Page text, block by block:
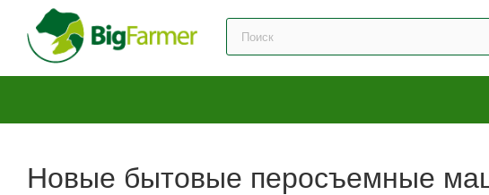
Новые бытовые перосъемные